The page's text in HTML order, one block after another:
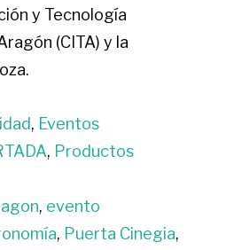
y Tecnología
(CITA) y la
, Eventos
, Productos
, evento
, Puerta Cinegia,